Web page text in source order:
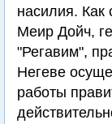
насилия. Как
Меир Дойч,
"Регавим",
Негеве
работы